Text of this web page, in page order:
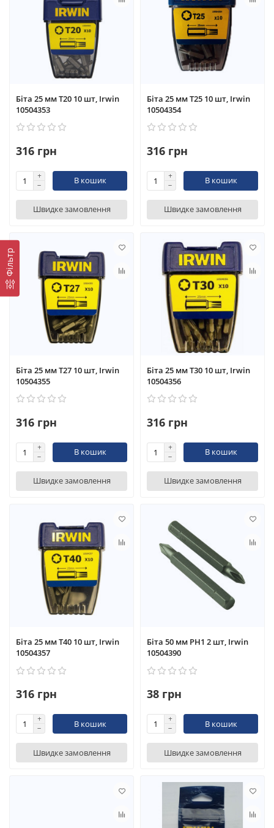
Фільтр
Біта 25 мм T20 10 шт, Irwin
10504353
316 грн
В кошик
Швидке замовлення
Біта 25 мм T25 10 шт, Irwin
10504354
316 грн
В кошик
Швидке замовлення
Біта 25 мм T27 10 шт, Irwin
10504355
316 грн
В кошик
Швидке замовлення
Біта 25 мм T30 10 шт, Irwin
10504356
316 грн
В кошик
Швидке замовлення
Біта 25 мм T40 10 шт, Irwin
10504357
316 грн
В кошик
Швидке замовлення
Біта 50 мм PH1 2 шт, Irwin
10504390
38 грн
В кошик
Швидке замовлення